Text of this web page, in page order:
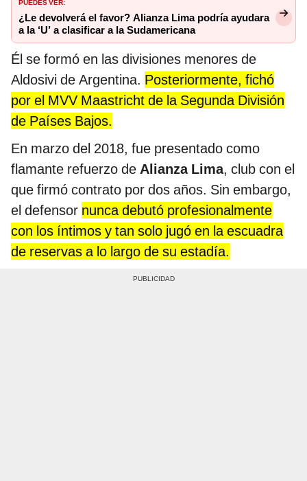
¿Le devolverá el favor? Alianza Lima podría ayudara
a la ‘U’ a clasificar a la Sudamericana
Él se formó en las divisiones menores de
Aldosivi de Argentina. Posteriormente, fichó
por el MVV Maastricht de la Segunda División
de Países Bajos.
En marzo del 2018, fue presentado como
flamante refuerzo de Alianza Lima, club con el
que firmó contrato por dos años. Sin embargo,
el defensor nunca debutó profesionalmente
con los íntimos y tan solo jugó en la escuadra
de reservas a lo largo de su estadía.